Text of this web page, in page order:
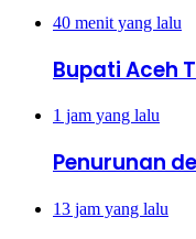
40 menit yang lalu
Bupati Aceh
1 jam yang lalu
Penurunan
13 jam yang lalu